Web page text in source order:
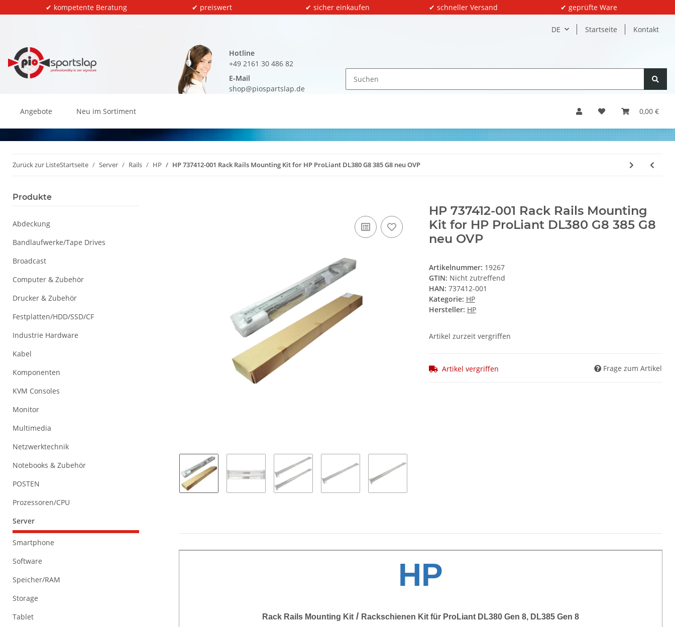
✔ kompetente Beratung ✔ preiswert ✔ sicher einkaufen ✔ schneller Versand ✔ geprüfte Ware
DE Startseite Kontakt
Hotline
+49 2161 30 486 82
E-Mail
shop@piospartslap.de
0,00 €
Angebote Neu im Sortiment
Zurück zur ListeStartseite Server Rails HP HP 737412-001 Rack Rails Mounting Kit for HP ProLiant DL380 G8 385 G8 neu OVP
HP 737412-001 Rack Rails Mounting
Kit for HP ProLiant DL380 G8 385 G8
neu OVP
Artikelnummer: 19267
GTIN: Nicht zutreffend
HAN: 737412-001
Kategorie: HP
Hersteller: HP
Artikel zurzeit vergriffen
Artikel vergriffen Frage zum Artikel
HP
Rack Rails Mounting Kit / Rackschienen Kit für ProLiant DL380 Gen 8, DL385 Gen 8
Produkte
Abdeckung
Bandlaufwerke/Tape Drives
Broadcast
Computer & Zubehör
Drucker & Zubehör
Festplatten/HDD/SSD/CF
Industrie Hardware
Kabel
Komponenten
KVM Consoles
Monitor
Multimedia
Netzwerktechnik
Notebooks & Zubehör
POSTEN
Prozessoren/CPU
Server
Smartphone
Software
Speicher/RAM
Storage
Tablet